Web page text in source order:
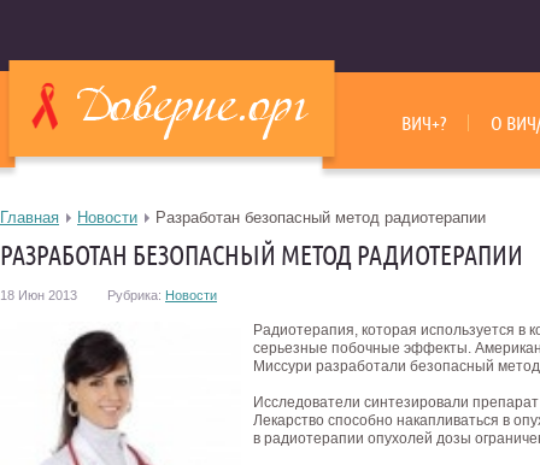
ВИЧ+? О
Главная Новости Разработан безопасный метод радиотерапии
РАЗРАБОТАН БЕЗОПАСНЫЙ МЕТОД РАДИОТЕРАПИИ
18 Июн 2013 Рубрика: Новости
Радиотерапия, которая используется в
серьезные побочные эффекты.
Миссури разработали безопасный
Исследователи синтезировали
Лекарство способно накапливаться в
в радиотерапии опухолей дозы